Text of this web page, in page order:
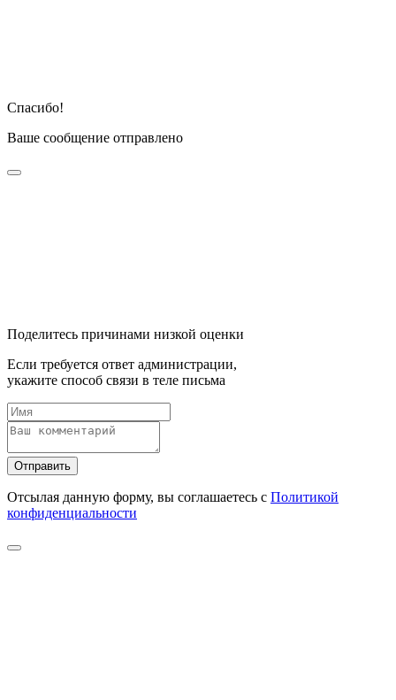
Спасибо!
Ваше сообщение отправлено
Поделитесь причинами низкой оценки
Если требуется ответ администрации,
укажите способ связи в теле письма
Отправить
Отсылая данную форму, вы соглашаетесь с Политикой
конфиденциальности